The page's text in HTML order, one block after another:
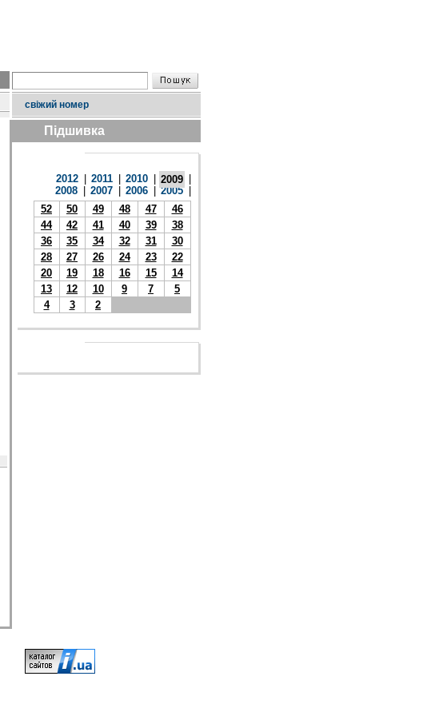
свіжий номер
Підшивка
2012 2011 2010 2009
2008
2007 2006 2005
52
50 49 48 47
46
44
42 41 40 39
38
36
35 34 32 31
30
28
27 26 24 23
22
20
19 18 16 15
14
13
12 10 9 7
5
4
3 2